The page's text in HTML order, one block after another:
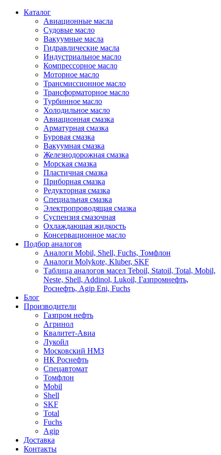
Каталог
Авиационные масла
Судовые масло
Вакуумные масла
Гидравлические масла
Индустриальное масло
Компрессорное масло
Моторное масло
Трансмиссионное масло
Трансформаторное масло
Турбинное масло
Холодильное масло
Авиационная смазка
Арматурная смазка
Буровая смазка
Вакуумная смазка
Железнодорожная смазка
Морская смазка
Пластичная смазка
Приборная смазка
Редукторная смазка
Специальная смазка
Электропроводящая смазка
Суспензия смазочная
Охлаждающая жидкость
Консервационное масло
Подбор аналогов
Аналоги Mobil, Shell, Fuchs, Томфлон
Аналоги Molykote, Kluber, SKF
Таблица аналогов масел Teboil, Statoil, Total, Mobil,
Neste, Shell, Addinol, Lukoil, Газпромнефть,
Роснефть, Agip Eni, Fuchs
Блог
Производители
Газпром нефть
Агринол
Квалитет-Авиа
Лукойл
Московский НМЗ
НК Роснефть
Спецавтомат
Томфлон
Mobil
Shell
SKF
Total
Fuchs
Agip
Доставка
Контакты